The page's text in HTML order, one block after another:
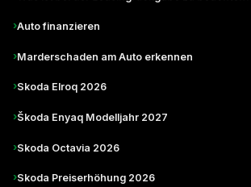
›Auto finanzieren
›Marderschaden am Auto erkennen
›Skoda Elroq 2026
›Škoda Enyaq Modelljahr 2027
›Skoda Octavia 2026
›Skoda Preiserhöhung 2026